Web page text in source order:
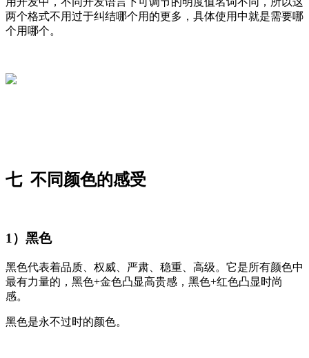
两个格式不用过于纠结哪个用的更多，具体使用中就是需要哪
个用哪个。
七 不同颜色的感受
1）黑色
黑色代表着品质、权威、严肃、稳重、高级。它是所有颜色中
最有力量的，黑色+金色凸显高贵感，黑色+红色凸显时尚
感。
黑色是永不过时的颜色。